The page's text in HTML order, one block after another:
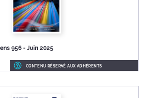
956 - Juin 2025
CONTENU RÉSERVÉ AUX ADHÉRENTS